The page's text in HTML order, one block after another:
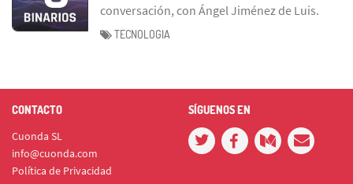
conversación, con Ángel Jiménez de Luis.
TECNOLOGIA
CONTACTO
Cuonda SL
info@cuonda.com
Política de Privacidad
SÍGUENOS EN